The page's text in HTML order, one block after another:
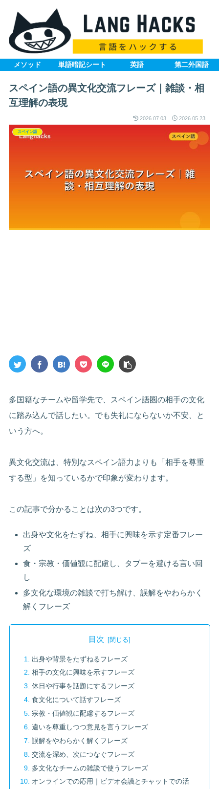
メソッド 単語暗記シート 英語 第二外国語
スペイン語の異文化交流フレーズ｜雑談・相
互理解の表現
2026.07.03 2026.05.23
スペイン語
多国籍なチームや留学先で、スペイン語圏の相手の文化
に踏み込んで話したい。でも失礼にならないか不安、と
いう方へ。
異文化交流は、特別なスペイン語力よりも「相手を尊重
する型」を知っているかで印象が変わります。
この記事で分かることは次の3つです。
出身や文化をたずね、相手に興味を示す定番フレー
ズ
食・宗教・価値観に配慮し、タブーを避ける言い回
し
多文化な環境の雑談で打ち解け、誤解をやわらかく
解くフレーズ
目次
出身や背景をたずねるフレーズ
相手の文化に興味を示すフレーズ
休日や行事を話題にするフレーズ
食文化について話すフレーズ
宗教・価値観に配慮するフレーズ
違いを尊重しつつ意見を言うフレーズ
誤解をやわらかく解くフレーズ
交流を深め、次につなぐフレーズ
多文化なチームの雑談で使うフレーズ
オンラインでの応用｜ビデオ会議とチャットでの活